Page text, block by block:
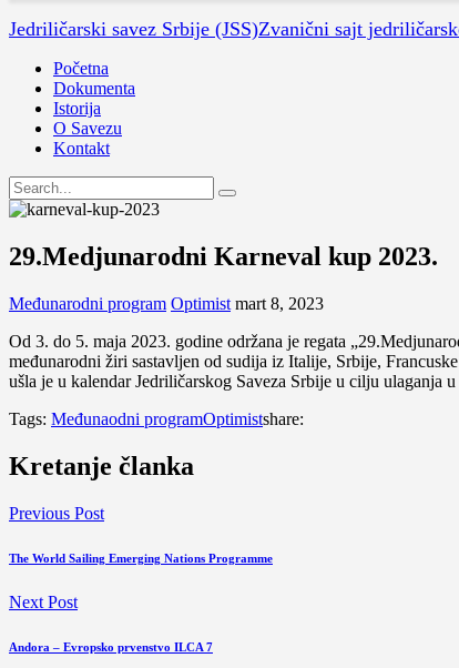
Jedriličarski savez Srbije (JSS)Zvanični sajt
Početna
Dokumenta
Istorija
O Savezu
Kontakt
29.Medjunarodni Karneval kup 2023.
Međunarodni program Optimist mart 8, 2023
Od 3. do 5. maja 2023. godine održana je regata
međunarodni žiri sastavljen od sudija iz Italije, Srbije,
ušla je u kalendar Jedriličarskog Saveza Srbije u cilju
Tags: Međunaodni programOptimistshare:
Kretanje članka
Previous Post
The World Sailing Emerging Nations Programme
Next Post
Andora – Evropsko prvenstvo ILCA 7